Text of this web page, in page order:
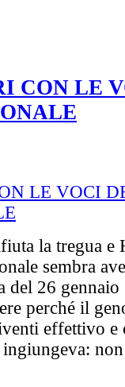
CON LE
la tregua e
sembra
del 26 gennaio
perché il
effettivo e
ingiungeva: